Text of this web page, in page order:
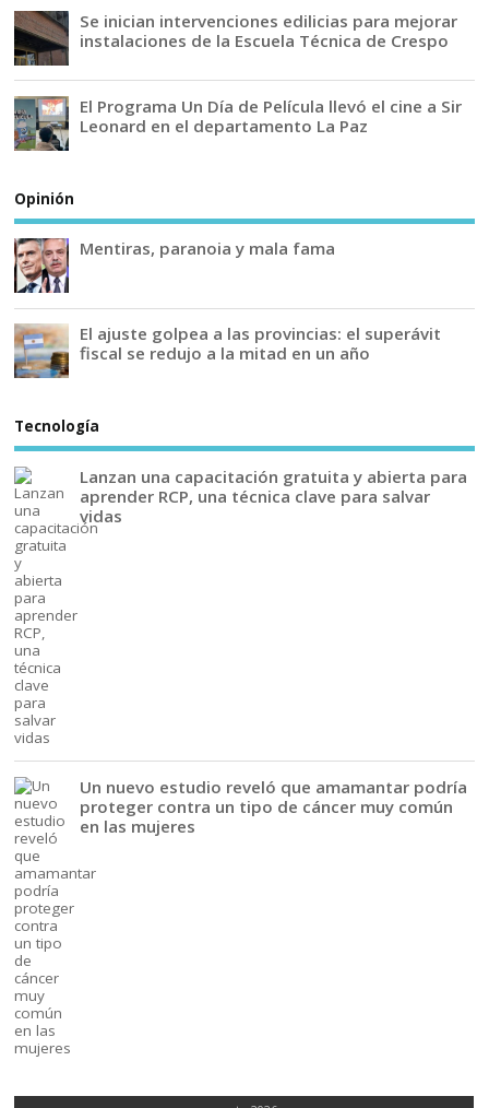
Se inician intervenciones edilicias para mejorar
instalaciones de la Escuela Técnica de Crespo
El Programa Un Día de Película llevó el cine a Sir
Leonard en el departamento La Paz
Opinión
Mentiras, paranoia y mala fama
El ajuste golpea a las provincias: el superávit
fiscal se redujo a la mitad en un año
Tecnología
Lanzan una capacitación gratuita y abierta para
aprender RCP, una técnica clave para salvar
vidas
Un nuevo estudio reveló que amamantar podría
proteger contra un tipo de cáncer muy común
en las mujeres